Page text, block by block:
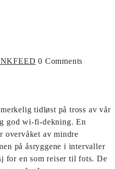
0 Comments
tidløst på tross av vår
god wi-fi-dekning. En
overvåket av mindre
på åsryggene i intervaller
for en som reiser til fots. De